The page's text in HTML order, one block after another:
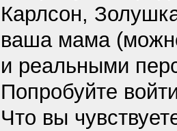
Карлсон,
ваша мама
и реальными
Попробуйте
Что вы